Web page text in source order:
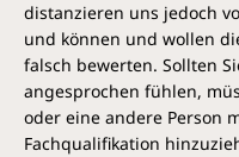
distanzieren uns jedoch
und können und wollen
falsch bewerten. Sollten
angesprochen fühlen,
oder eine andere Person
Fachqualifikation